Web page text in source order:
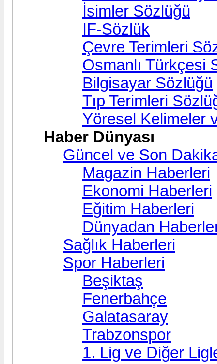
İsimler Sözlüğü
IF-Sözlük
Çevre Terimleri
Osmanlı Türkçesi
Bilgisayar Sözlüğü
Tıp Terimleri
Yöresel Kelimeler
Haber Dünyası
Güncel ve Son
Magazin Haberleri
Ekonomi Haberleri
Eğitim Haberleri
Dünyadan
Sağlık Haberleri
Spor Haberleri
Beşiktaş
Fenerbahçe
Galatasaray
Trabzonspor
1. Lig ve Diğer